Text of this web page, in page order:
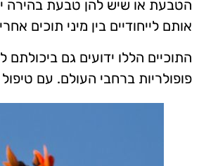
הטבעת או שיש להן טבעת בהירה
אותם לייחודיים בין מיני תוכים
התוכיים הללו ידועים גם
פופולריות ברחבי העולם. עם טיפול נאות,